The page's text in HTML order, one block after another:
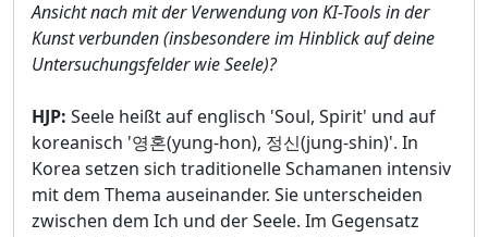
Ansicht nach mit der Verwendung von KI-Tools in der
Kunst verbunden (insbesondere im Hinblick auf deine
Untersuchungsfelder wie Seele)?
HJP: Seele heißt auf englisch 'Soul, Spirit' und auf
koreanisch '영혼(yung-hon), 정신(jung-shin)'. In
Korea setzen sich traditionelle Schamanen intensiv
mit dem Thema auseinander. Sie unterscheiden
zwischen dem Ich und der Seele. Im Gegensatz